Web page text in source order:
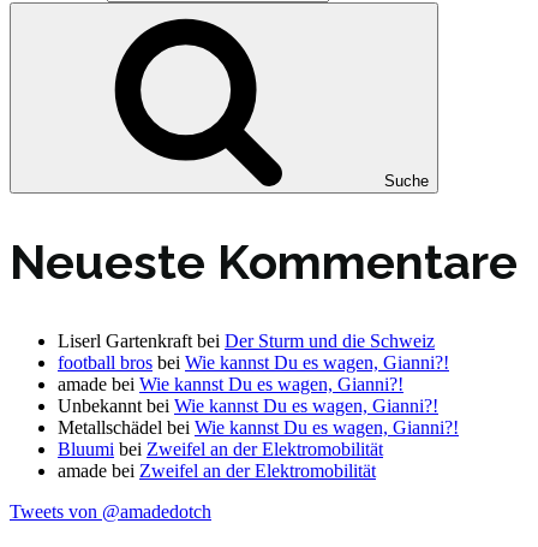
Suche
Neueste Kommentare
Liserl Gartenkraft bei Der Sturm und die Schweiz
football bros bei Wie kannst Du es wagen, Gianni?!
amade bei Wie kannst Du es wagen, Gianni?!
Unbekannt bei Wie kannst Du es wagen, Gianni?!
Metallschädel bei Wie kannst Du es wagen, Gianni?!
Bluumi bei Zweifel an der Elektromobilität
amade bei Zweifel an der Elektromobilität
Tweets von @amadedotch